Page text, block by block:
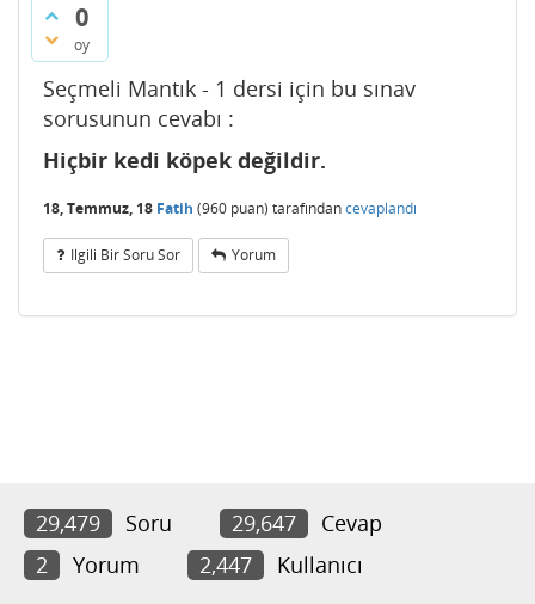
0
oy
Seçmeli Mantık - 1 dersi için bu sınav
sorusunun cevabı :
Hiçbir kedi köpek değildir.
18, Temmuz, 18 Fatih (960 puan) tarafındancevaplandı
Ilgili Bir Soru Sor Yorum
29,479 Soru 29,647
Cevap
2
Yorum 2,447 Kullanıcı